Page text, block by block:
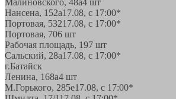
Нансена, 152а17.08, с 17:00*
Портовая, 53217.08, с 17:00*
Портовая, 706 шт
Рабочая площадь, 197 шт
Сальский, 28a17.08, с 17:00*
г.Батайск
Ленина, 168а4 шт
М.Горького, 285е17.08, с 17:00*